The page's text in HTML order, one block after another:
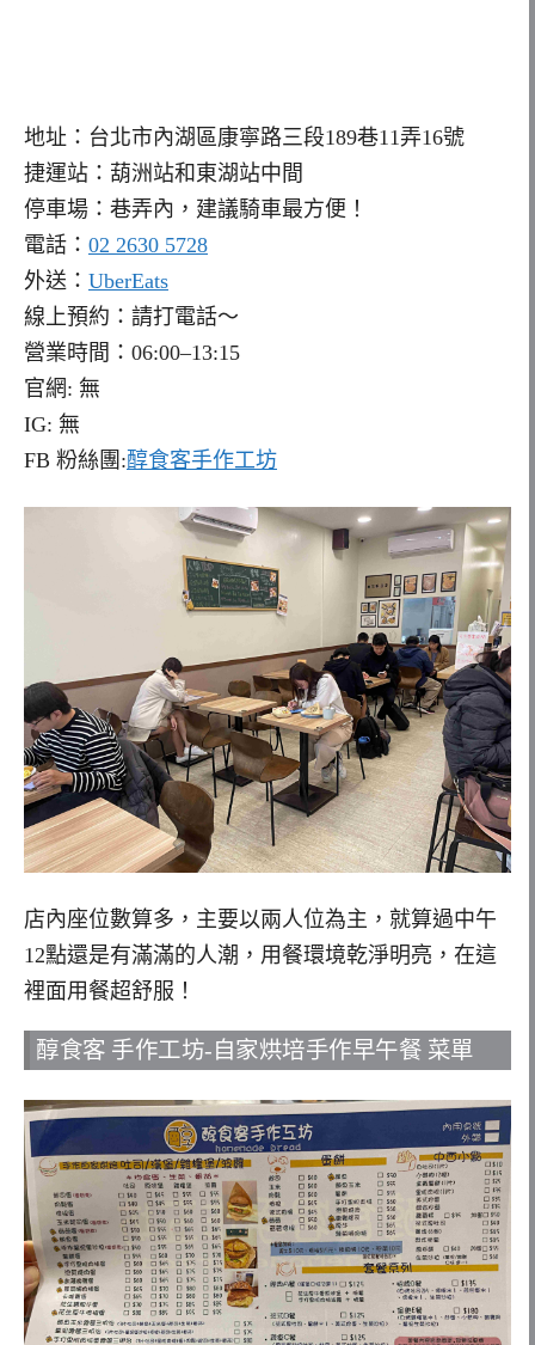
地址：台北市內湖區康寧路三段189巷11弄16號
捷運站：葫洲站和東湖站中間
停車場：巷弄內，建議騎車最方便！
電話： 02 2630 5728
外送： UberEats
線上預約：請打電話～
營業時間：06:00–13:15
官網: 無
IG: 無
FB 粉絲團:醇食客手作工坊
店內座位數算多，主要以兩人位為主，就算過中午
12點還是有滿滿的人潮，用餐環境乾淨明亮，在這
裡面用餐超舒服！
醇食客 手作工坊-自家烘培手作早午餐 菜單